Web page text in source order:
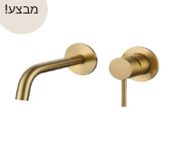
מבצע!